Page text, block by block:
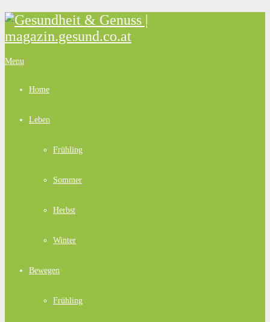
Menu
Home
Leben
Frühling
Sommer
Herbst
Winter
Bewegen
Frühling